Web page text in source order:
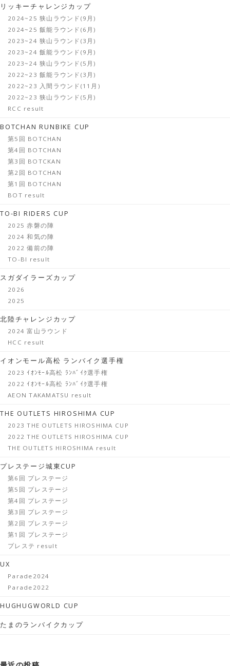
リッキーチャレンジカップ
2024~25 狭山ラウンド(9月)
2024~25 飯能ラウンド(6月)
2023~24 狭山ラウンド(3月)
2023~24 飯能ラウンド(9月)
2023~24 狭山ラウンド(5月)
2022~23 飯能ラウンド(3月)
2022~23 入間ラウンド(11月)
2022~23 狭山ラウンド(5月)
RCC result
BOTCHAN RUNBIKE CUP
第5回 BOTCHAN
第4回 BOTCHAN
第3回 BOTCKAN
第2回 BOTCHAN
第1回 BOTCHAN
BOT result
TO-BI RIDERS CUP
2025 赤磐の陣
2024 和気の陣
2022 備前の陣
TO-BI result
スガダイラーズカップ
2026
2025
北陸チャレンジカップ
2024 富山ラウンド
HCC result
イオンモール高松 ランバイク選手権
2023 ｲｵﾝﾓｰﾙ高松 ﾗﾝﾊﾞｲｸ選手権
2022 ｲｵﾝﾓｰﾙ高松 ﾗﾝﾊﾞｲｸ選手権
AEON TAKAMATSU result
THE OUTLETS HIROSHIMA CUP
2023 THE OUTLETS HIROSHIMA CUP
2022 THE OUTLETS HIROSHIMA CUP
THE OUTLETS HIROSHIMA result
プレステージ城東CUP
第6回 プレステージ
第5回 プレステージ
第4回 プレステージ
第3回 プレステージ
第2回 プレステージ
第1回 プレステージ
プレステ result
UX
Parade2024
Parade2022
HUGHUGWORLD CUP
たまのランバイクカップ